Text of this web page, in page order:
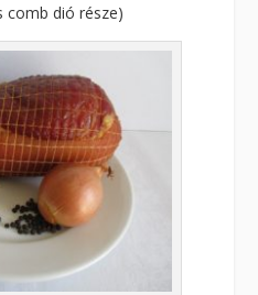
comb dió része)